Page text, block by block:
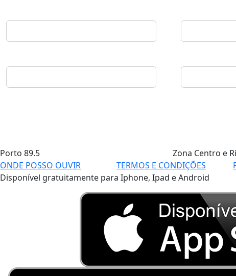
Porto 89.5 Zona Centro e
ONDE POSSO OUVIR
TERMOS E CONDIÇÕES
Disponível gratuitamente para Iphone, Ipad e Android